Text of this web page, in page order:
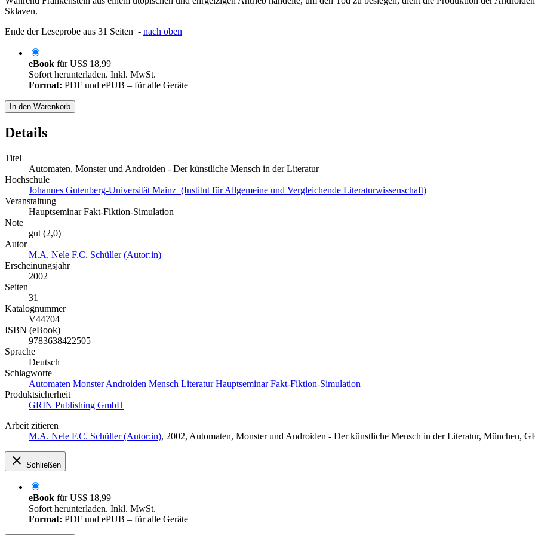
Sklaven.
Ende der Leseprobe aus 31 Seiten - nach oben
eBook fürUS$ 18,99
Sofort herunterladen. Inkl. MwSt.
Format: PDF und ePUB – für alle Geräte
In den Warenkorb
Details
Titel
Automaten, Monster und Androiden - Der künstliche Mensch in der Literatur
Hochschule
Johannes Gutenberg-Universität Mainz (Institut für Allgemeine und Vergleichende Literaturwissenschaft)
Veranstaltung
Hauptseminar Fakt-Fiktion-Simulation
Note
gut (2,0)
Autor
M.A. Nele F.C. Schüller (Autor:in)
Erscheinungsjahr
2002
Seiten
31
Katalognummer
V44704
ISBN (eBook)
9783638422505
Sprache
Deutsch
Schlagworte
Automaten Monster Androiden Mensch Literatur Hauptseminar Fakt-Fiktion-Simulation
Produktsicherheit
GRIN Publishing GmbH
Arbeit zitieren
M.A. Nele F.C. Schüller (Autor:in), 2002, Automaten, Monster und Androiden - Der künstliche Mensch in der Literatur, München,
Schließen
eBook fürUS$ 18,99
Sofort herunterladen. Inkl. MwSt.
Format: PDF und ePUB – für alle Geräte